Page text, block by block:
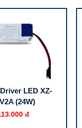
LED XZ-
(24W)
đ